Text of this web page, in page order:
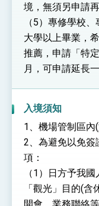
境，無須另申請再
（5）專修學校
大學以上畢業，
推薦，申請「特
月，可申請延長
入境須知
1、機場管制區內
2、為避免以免簽
項：
（1）日方予我
「觀光」目的(含
開會、業務聯絡